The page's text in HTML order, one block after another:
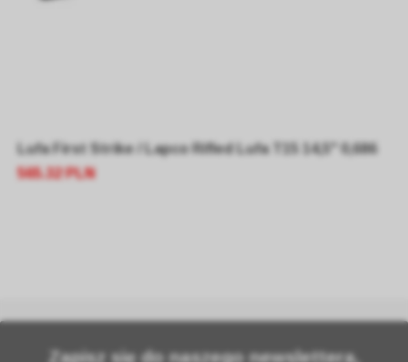
Lufa First Strike / Lapco Rifled Lufa T15 14,5" 0,686
565.32 PLN
Zapisz się do naszego newslettera,